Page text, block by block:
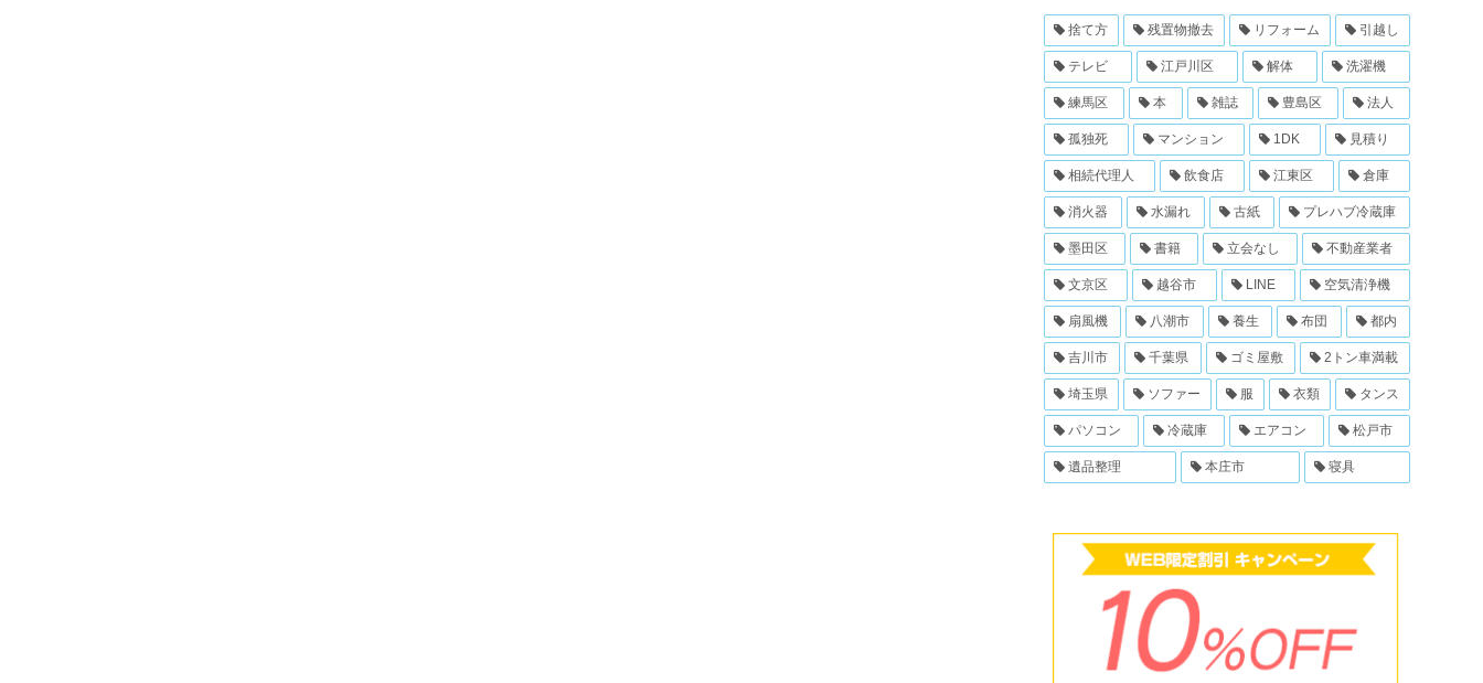
捨て方 残置物撤去 リフォーム 引越し
テレビ 江戸川区 解体 洗濯機
練馬区 本 雑誌 豊島区 法人
孤独死 マンション 1DK 見積り
相続代理人 飲食店 江東区 倉庫
消火器 水漏れ 古紙 プレハブ冷蔵庫
墨田区 書籍 立会なし 不動産業者
文京区 越谷市 LINE 空気清浄機
扇風機 八潮市 養生 布団 都内
吉川市 千葉県 ゴミ屋敷 2トン車満載
埼玉県 ソファー 服 衣類 タンス
パソコン 冷蔵庫 エアコン 松戸市
遺品整理 本庄市 寝具